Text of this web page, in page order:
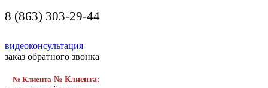
8 (863) 303-29-44
видеоконсультация
заказ обратного звонка
№ Клиента № Клиента: